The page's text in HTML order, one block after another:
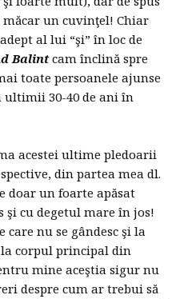
un cuvinţel! Chiar
al lui “şi” în loc de
Balintcam înclină spre
toate persoanele ajunse
30-40 de ani în
acestei ultime pledoarii
din partea mea dl.
doar un foarte apăsat
şi cu degetul mare în jos!
nu se gândesc şi la
corpul principal din
mine aceştia sigur nu
despre cum ar trebui să